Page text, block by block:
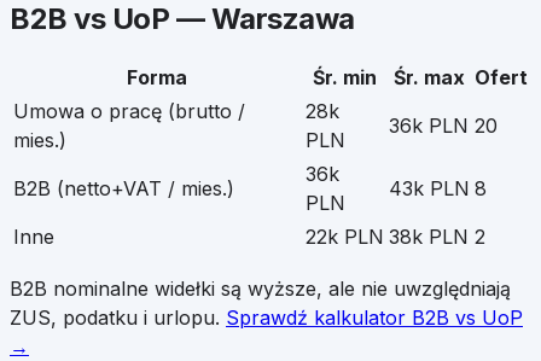
B2B vs UoP —Warszawa
Forma Śr. min Śr. max Ofert
Umowa o pracę (brutto /
mies.)
28k
PLN
36k PLN 20
B2B (netto+VAT / mies.)
36k
PLN
43k PLN 8
Inne
22k PLN 38k PLN 2
B2B nominalne widełki są wyższe, ale nie uwzględniają
ZUS, podatku i urlopu. Sprawdź kalkulator B2B vs UoP
→